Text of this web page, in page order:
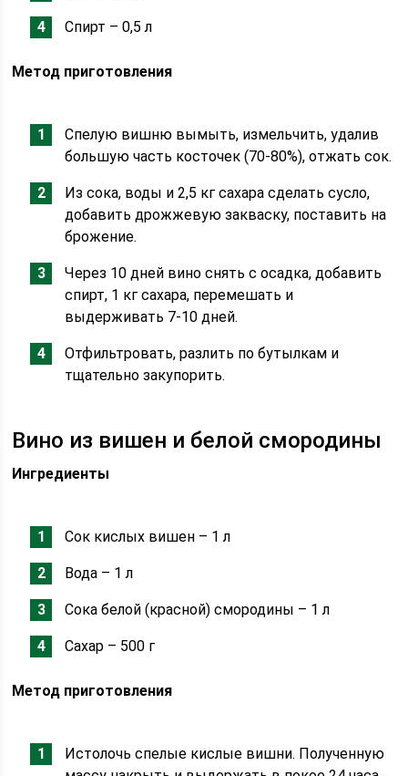
Спирт – 0,5 л
Метод приготовления
Спелую вишню вымыть, измельчить, удалив
большую часть косточек (70-80%), отжать сок.
Из сока, воды и 2,5 кг сахара сделать сусло,
добавить дрожжевую закваску, поставить на
брожение.
Через 10 дней вино снять с осадка, добавить
спирт, 1 кг сахара, перемешать и
выдерживать 7-10 дней.
Отфильтровать, разлить по бутылкам и
тщательно закупорить.
Вино из вишен и белой смородины
Ингредиенты
Сок кислых вишен – 1 л
Вода – 1 л
Сока белой (красной) смородины – 1 л
Сахар – 500 г
Метод приготовления
Истолочь спелые кислые вишни. Полученную